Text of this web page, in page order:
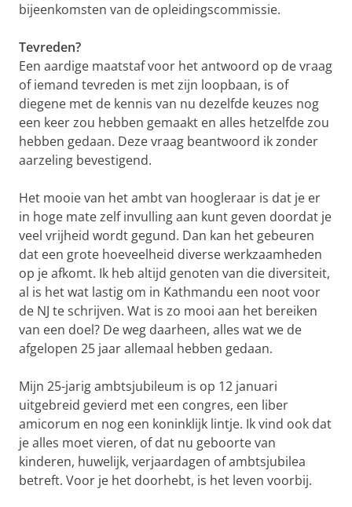
bijeenkomsten van de opleidingscommissie.
Tevreden?
Een aardige maatstaf voor het antwoord op de vraag
of iemand tevreden is met zijn loopbaan, is of
diegene met de kennis van nu dezelfde keuzes nog
een keer zou hebben gemaakt en alles hetzelfde zou
hebben gedaan. Deze vraag beantwoord ik zonder
aarzeling bevestigend.
Het mooie van het ambt van hoogleraar is dat je er
in hoge mate zelf invulling aan kunt geven doordat je
veel vrijheid wordt gegund. Dan kan het gebeuren
dat een grote hoeveelheid diverse werkzaamheden
op je afkomt. Ik heb altijd genoten van die diversiteit,
al is het wat lastig om in Kathmandu een noot voor
de NJ te schrijven. Wat is zo mooi aan het bereiken
van een doel? De weg daarheen, alles wat we de
afgelopen 25 jaar allemaal hebben gedaan.
Mijn 25-jarig ambtsjubileum is op 12 januari
uitgebreid gevierd met een congres, een liber
amicorum en nog een koninklijk lintje. Ik vind ook dat
je alles moet vieren, of dat nu geboorte van
kinderen, huwelijk, verjaardagen of ambtsjubilea
betreft. Voor je het doorhebt, is het leven voorbij.